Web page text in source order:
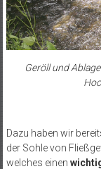
Geröll und
Dazu haben wir
der Sohle von
welches einen